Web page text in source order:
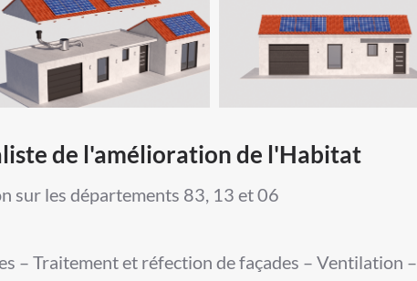
de l'amélioration de l'Habitat
sur les départements 83, 13 et 06
– Traitement et réfection de façades – Ventilation –